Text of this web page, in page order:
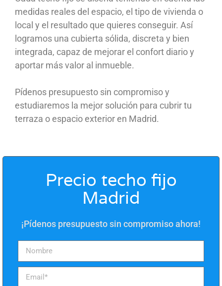
medidas reales del espacio, el tipo de vivienda o
local y el resultado que quieres conseguir. Así
logramos una cubierta sólida, discreta y bien
integrada, capaz de mejorar el confort diario y
aportar más valor al inmueble.
Pídenos presupuesto sin compromiso y
estudiaremos la mejor solución para cubrir tu
terraza o espacio exterior en Madrid.
Precio techo fijo
Madrid
¡Pídenos presupuesto sin compromiso ahora!